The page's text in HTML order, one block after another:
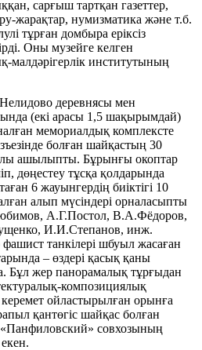
сарғыш тартқан газеттер,
жарақтар, нумизматика және т.б.
тұрған домбыра еріксіз
Оны музейге келген
малдәрігерлік институтының
деревнясы мен
(екі арасы 1,5 шақырымдай)
мемориалдық комплексте
болған шайқастың 30
ашылыпты. Бұрынғы окоптар
дөңестеу тұсқа қолдарында
6 жауынгердің биіктігі 10
алып мүсіндері орналасыпты
А.Г.Постол, В.А.Фёдоров,
И.И.Степанов, инж.
танкілері шбуыл жасаған
– өздері қасық қаны
Бұл жер панорамалық тұрғыдан
композициялық
ойластырылған орынға
қантөгіс шайқас болған
«Панфиловский» совхозының